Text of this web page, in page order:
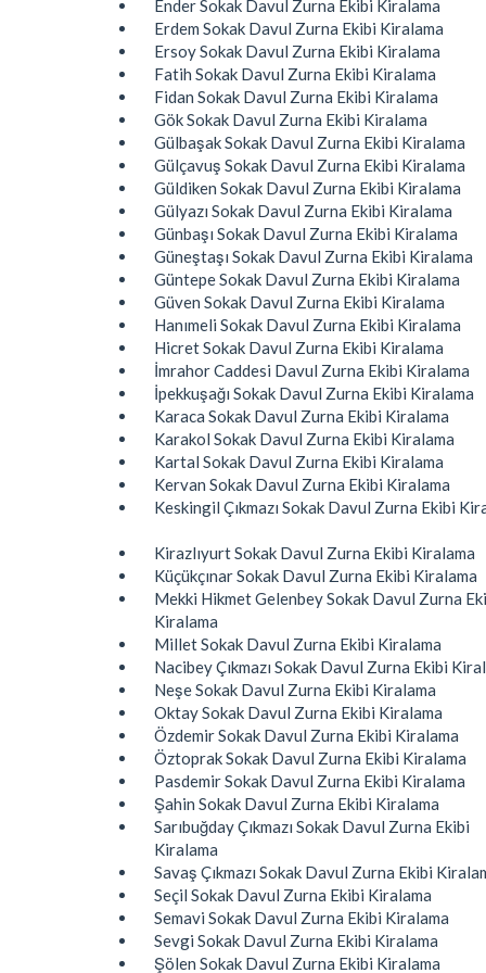
Ender Sokak Davul Zurna Ekibi Kiralama
Erdem Sokak Davul Zurna Ekibi Kiralama
Ersoy Sokak Davul Zurna Ekibi Kiralama
Fatih Sokak Davul Zurna Ekibi Kiralama
Fidan Sokak Davul Zurna Ekibi Kiralama
Gök Sokak Davul Zurna Ekibi Kiralama
Gülbaşak Sokak Davul Zurna Ekibi Kiralama
Gülçavuş Sokak Davul Zurna Ekibi Kiralama
Güldiken Sokak Davul Zurna Ekibi Kiralama
Gülyazı Sokak Davul Zurna Ekibi Kiralama
Günbaşı Sokak Davul Zurna Ekibi Kiralama
Güneştaşı Sokak Davul Zurna Ekibi Kiralama
Güntepe Sokak Davul Zurna Ekibi Kiralama
Güven Sokak Davul Zurna Ekibi Kiralama
Hanımeli Sokak Davul Zurna Ekibi Kiralama
Hicret Sokak Davul Zurna Ekibi Kiralama
İmrahor Caddesi Davul Zurna Ekibi Kiralama
İpekkuşağı Sokak Davul Zurna Ekibi Kiralama
Karaca Sokak Davul Zurna Ekibi Kiralama
Karakol Sokak Davul Zurna Ekibi Kiralama
Kartal Sokak Davul Zurna Ekibi Kiralama
Kervan Sokak Davul Zurna Ekibi Kiralama
Keskingil Çıkmazı Sokak Davul Zurna Ekibi
Kirazlıyurt Sokak Davul Zurna Ekibi Kiralama
Küçükçınar Sokak Davul Zurna Ekibi Kiralama
Mekki Hikmet Gelenbey Sokak Davul Zurna
Kiralama
Millet Sokak Davul Zurna Ekibi Kiralama
Nacibey Çıkmazı Sokak Davul Zurna Ekibi
Neşe Sokak Davul Zurna Ekibi Kiralama
Oktay Sokak Davul Zurna Ekibi Kiralama
Özdemir Sokak Davul Zurna Ekibi Kiralama
Öztoprak Sokak Davul Zurna Ekibi Kiralama
Pasdemir Sokak Davul Zurna Ekibi Kiralama
Şahin Sokak Davul Zurna Ekibi Kiralama
Sarıbuğday Çıkmazı Sokak Davul Zurna Ekibi
Kiralama
Savaş Çıkmazı Sokak Davul Zurna Ekibi
Seçil Sokak Davul Zurna Ekibi Kiralama
Semavi Sokak Davul Zurna Ekibi Kiralama
Sevgi Sokak Davul Zurna Ekibi Kiralama
Şölen Sokak Davul Zurna Ekibi Kiralama